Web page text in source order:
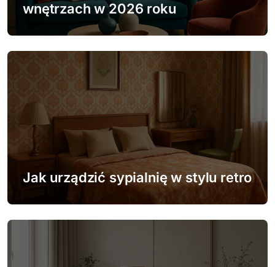
i
s
wnętrzach w 2026 roku
Jak urządzić sypialnię w stylu retro